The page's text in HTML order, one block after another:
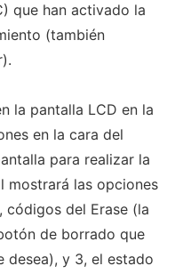
que han activado la
(también
la pantalla LCD en la
en la cara del
para realizar la
mostrará las opciones
códigos del Erase (la
de borrado que
desea), y 3, el estado